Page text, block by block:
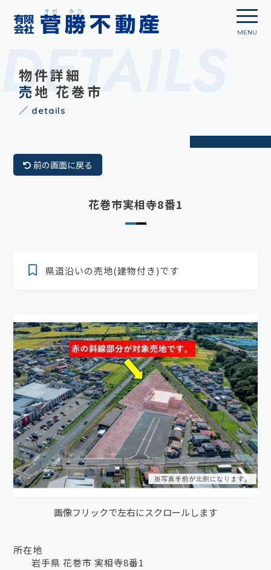
物件詳細
売地 花巻市
／ details
DETAILS
前の画面に戻る
花巻市実相寺8番1
県道沿いの売地(建物付き)です
所在地
岩手県 花巻市 実相寺8番1
画像フリックで左右にスクロールします